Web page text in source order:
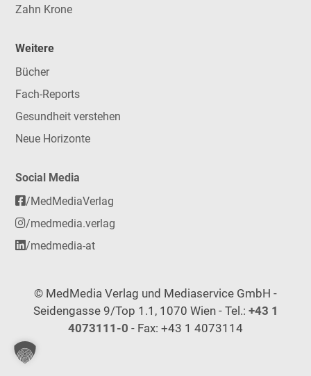
Zahn Krone
Weitere
Bücher
Fach-Reports
Gesundheit verstehen
Neue Horizonte
Social Media
/MedMediaVerlag
/medmedia.verlag
/medmedia-at
© MedMedia Verlag und Mediaservice GmbH -
Seidengasse 9/Top 1.1, 1070 Wien - Tel.: +43 1
4073111-0 - Fax: +43 1 4073114